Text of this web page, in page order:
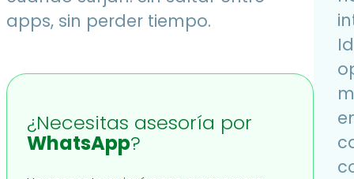
apps, sin perder tiempo.
¿Necesitas asesoría por
WhatsApp?